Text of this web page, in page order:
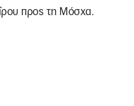
προς τη Μόσχα.